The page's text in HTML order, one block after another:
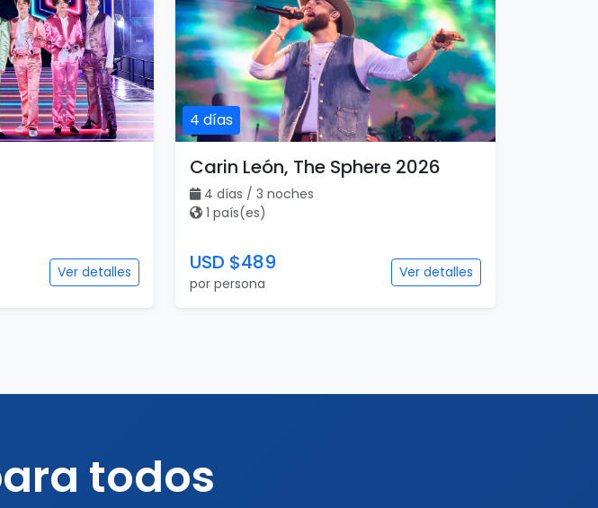
Ver detalles
4 días
Carin León, The Sphere 2026
4 días / 3 noches
1 país(es)
USD $489
por persona
Ver detalles
todos